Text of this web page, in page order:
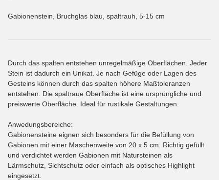
Gabionenstein, Bruchglas blau, spaltrauh, 5-15 cm
Durch das spalten entstehen unregelmäßige Oberflächen. Jeder
Stein ist dadurch ein Unikat. Je nach Gefüge oder Lagen des
Gesteins können durch das spalten höhere Maßtoleranzen
entstehen. Die spaltraue Oberfläche ist eine ursprüngliche und
preiswerte Oberfläche. Ideal für rustikale Gestaltungen.
Anwedungsbereiche:
Gabionensteine eignen sich besonders für die Befüllung von
Gabionen mit einer Maschenweite von 20 x 5 cm. Richtig gefüllt
und verdichtet werden Gabionen mit Natursteinen als
Lärmschutz, Sichtschutz oder einfach als optisches Highlight
eingesetzt.